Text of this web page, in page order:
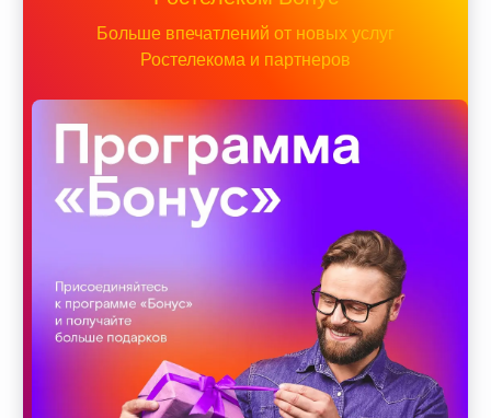
Больше впечатлений от новых услуг
Ростелекома и партнеров